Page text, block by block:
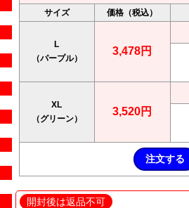
サイズ 価格（税込）
L
（パープル）
3,478円
XL
（グリーン）
3,520円
開封後は返品不可